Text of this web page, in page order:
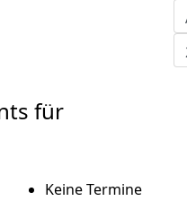
für
Keine Termine